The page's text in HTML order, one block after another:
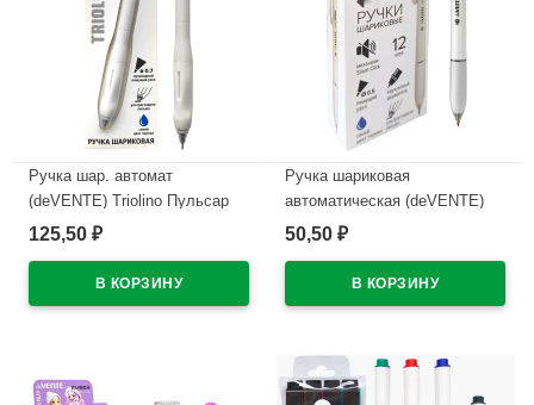
Ручка шар. автомат
(deVENTE) Triolino Пульсар
(Pulsar) н/
арт.5070609 (Ст12)
125,50 ₽
Ручка шариковая
автоматическая (deVENTE)
ПРОСТО БЕЛЫЙ (JUST
каучуковый держатель,
синий, 0,5мм, масло
В наличии
50,50 ₽